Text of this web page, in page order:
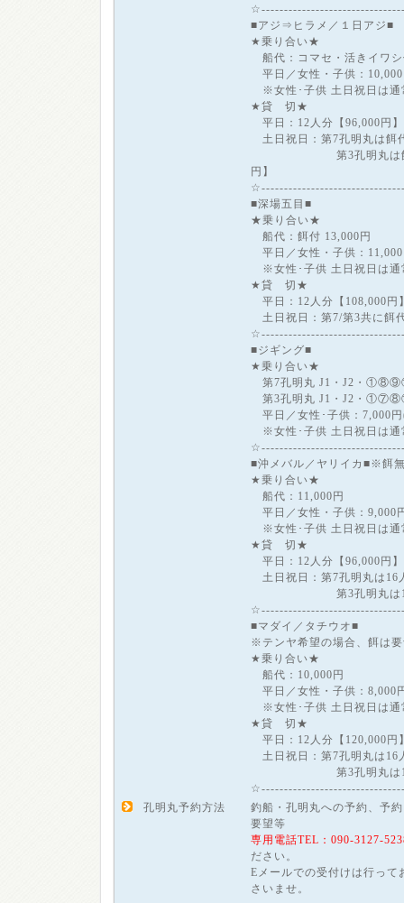
■アジ⇒ヒラメ／１日アジ■
★乗り合い★
船代：コマセ・活きイワ
平日／女性・子供：
※女性･子供 土日祝日は通
★貸 切★
平日：12人分【96,000円
土日祝日：第7孔明丸は餌
第3孔明丸は餌代込
円】
■深場五目■
★乗り合い★
船代：餌付 13,000円
平日／女性・子供：
※女性･子供 土日祝日は通
★貸 切★
平日：12人分【108,000円
土日祝日：第7/第3共に餌
■ジギング■
★乗り合い★
第7孔明丸 J1・J2・
第3孔明丸 J1・J2・
平日／女性･子供：7,000
※女性･子供 土日祝日は通
■沖メバル／ヤリイカ■※餌
★乗り合い★
船代：11,000円
平日／女性・子供：9,000
※女性･子供 土日祝日は通
★貸 切★
平日：12人分【96,000円】
土日祝日：第7孔明丸は16
第3孔明丸は14人
■マダイ／タチウオ■
※テンヤ希望の場合、餌は
★乗り合い★
船代：10,000円
平日／女性・子供：8,000
※女性･子供 土日祝日は通
★貸 切★
平日：12人分【120,000円
土日祝日：第7孔明丸は16
第3孔明丸は14人
孔明丸予約方法
釣船・孔明丸への予約、予
要望等
専用電話TEL：090-3127-
ださい。
Eメールでの受付けは行っ
さいませ。